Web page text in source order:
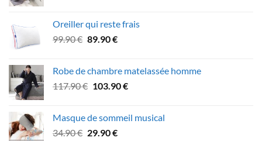
était :
64.90 €.
est :
59.90 €.
Oreiller qui reste frais
99.90€ Le
était :
99.90 €.
89.90€Le
est :
89.90 €.
Robe de chambre matelassée homme
117.90€ Le
était :
117.90 €.
103.90€Le
est :
Masque de sommeil musical
34.90€ Le
29.90€Le